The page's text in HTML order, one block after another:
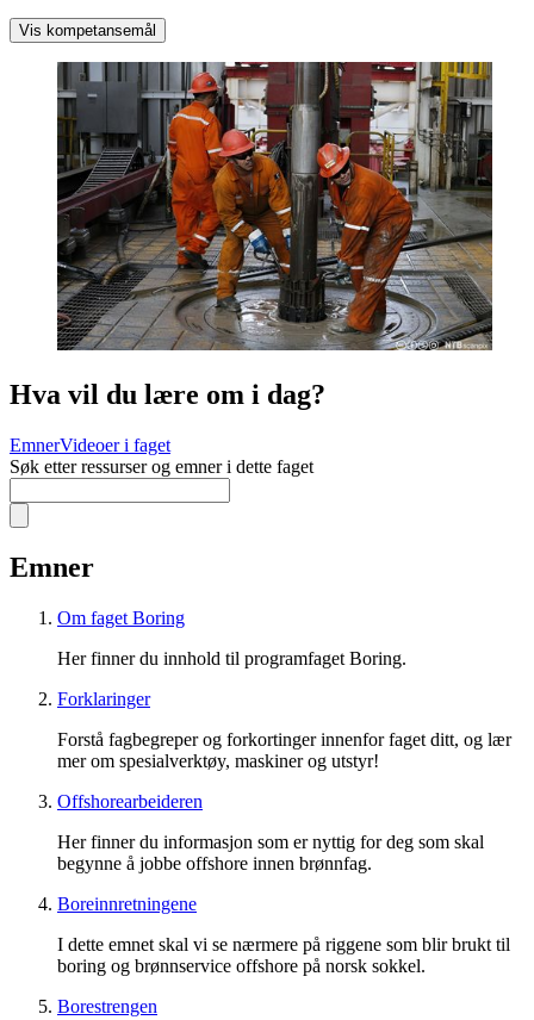
Vis kompetansemål
Hva vil du lære om i dag?
EmnerVideoer i faget
Søk etter ressurser og emner i dette faget
Emner
Om faget Boring
Her finner du innhold til programfaget Boring.
Forklaringer
Forstå fagbegreper og forkortinger innenfor faget ditt, og lær
mer om spesialverktøy, maskiner og utstyr!
Offshorearbeideren
Her finner du informasjon som er nyttig for deg som skal
begynne å jobbe offshore innen brønnfag.
Boreinnretningene
I dette emnet skal vi se nærmere på riggene som blir brukt til
boring og brønnservice offshore på norsk sokkel.
Borestrengen